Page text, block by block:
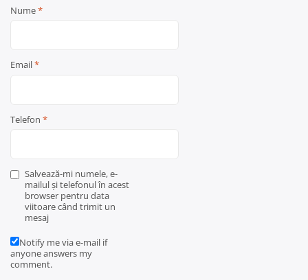
Nume*
Email*
Telefon *
Salvează-mi numele, e-
mailul și telefonul în acest
browser pentru data
viitoare când trimit un
mesaj
Notify me via e-mail if
anyone answers my
comment.